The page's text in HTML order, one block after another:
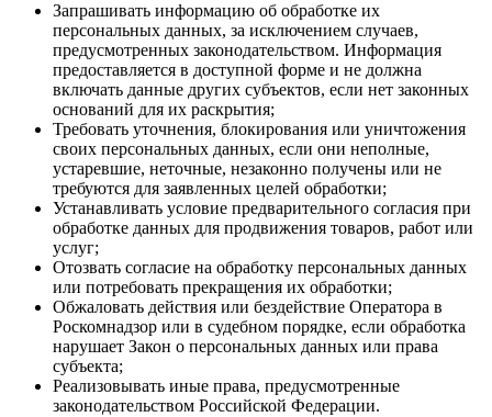
Запрашивать информацию об обработке их
персональных данных, за исключением случаев,
предусмотренных законодательством. Информация
предоставляется в доступной форме и не должна
включать данные других субъектов, если нет законных
оснований для их раскрытия;
Требовать уточнения, блокирования или уничтожения
своих персональных данных, если они неполные,
устаревшие, неточные, незаконно получены или не
требуются для заявленных целей обработки;
Устанавливать условие предварительного согласия при
обработке данных для продвижения товаров, работ или
услуг;
Отозвать согласие на обработку персональных данных
или потребовать прекращения их обработки;
Обжаловать действия или бездействие Оператора в
Роскомнадзор или в судебном порядке, если обработка
нарушает Закон о персональных данных или права
субъекта;
Реализовывать иные права, предусмотренные
законодательством Российской Федерации.